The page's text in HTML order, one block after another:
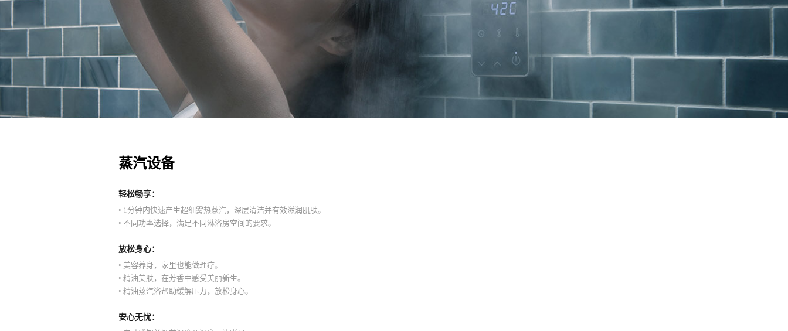
蒸汽设备
轻松畅享：
• 1分钟内快速产生超细雾热蒸汽，深层清洁并有效滋润肌肤。
• 不同功率选择，满足不同淋浴房空间的要求。
放松身心：
• 美容养身，家里也能做理疗。
• 精油美肤，在芳香中感受美丽新生。
• 精油蒸汽浴帮助缓解压力，放松身心。
安心无忧：